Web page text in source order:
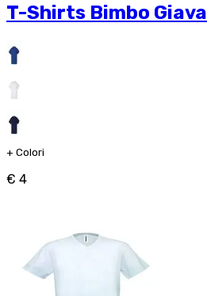
T-Shirts Bimbo Giava
+ Colori
€ 4